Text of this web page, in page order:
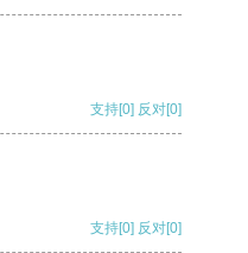
支持[0] 反对[0]
支持[0] 反对[0]